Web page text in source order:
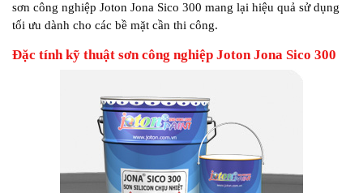
sơn công nghiệp Joton Jona Sico 300 mang lại hiệu quả sử dụng
tối ưu dành cho các bề mặt cần thi công.
Đặc tính kỹ thuật sơn công nghiệp Joton Jona Sico 300